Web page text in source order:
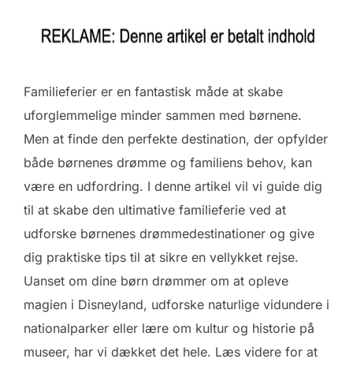
Familieferier er en fantastisk måde at skabe
uforglemmelige minder sammen med børnene.
Men at finde den perfekte destination, der opfylder
både børnenes drømme og familiens behov, kan
være en udfordring. I denne artikel vil vi guide dig
til at skabe den ultimative familieferie ved at
udforske børnenes drømmedestinationer og give
dig praktiske tips til at sikre en vellykket rejse.
Uanset om dine børn drømmer om at opleve
magien i Disneyland, udforske naturlige vidundere i
nationalparker eller lære om kultur og historie på
museer, har vi dækket det hele. Læs videre for at